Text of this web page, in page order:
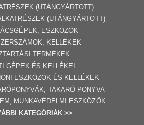
(UTÁNGYÁRTOTT)
(UTÁNGYÁRTOTT)
EK, ESZKÖZÖK
KELLÉKEK
TERMÉKEK
GÉPE K ÉS KELLÉKEI
ESZKÖZÖK ÉS KELLÉKEK
TAKARÓ PONYVA
MUNKAVÉDELMI ESZKÖZÖK
KATEGÓRI ÁK >>